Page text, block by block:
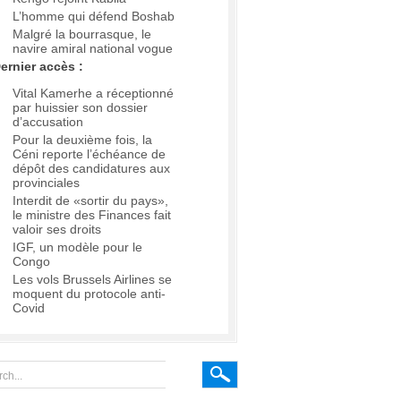
L’homme qui défend Boshab
Malgré la bourrasque, le
navire amiral national vogue
accès :
Vital Kamerhe a réceptionné
par huissier son dossier
d’accusation
Pour la deuxième fois, la
Céni reporte l’échéance de
dépôt des candidatures aux
provinciales
Interdit de «sortir du pays»,
le ministre des Finances fait
valoir ses droits
IGF, un modèle pour le
Congo
Les vols Brussels Airlines se
moquent du protocole anti-
Covid